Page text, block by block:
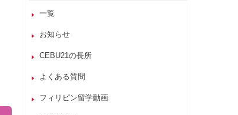
一覧
お知らせ
CEBU21の長所
よくある質問
フィリピン留学動画